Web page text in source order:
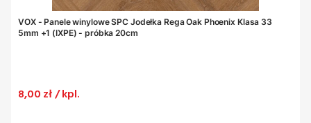
VOX - Panele winylowe SPC Jodełka Rega Oak Phoenix Klasa 33
5mm +1 (IXPE) - próbka 20cm
Cena
8,00 zł / kpl.